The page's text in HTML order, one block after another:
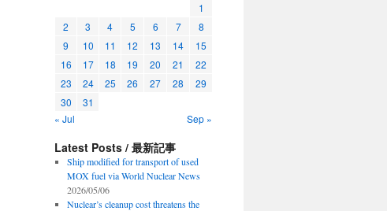
1
2
3 4 5 6 7
8
9
10 11 12 13 14
15
16
17 18 19 20 21
22
23
24 25 26 27 28
29
30
31
« Jul
Sep »
Latest Posts / 最新記事
Ship modified for transport of used
MOX fuel via World Nuclear News
2026/05/06
Nuclear’s cleanup cost threatens the